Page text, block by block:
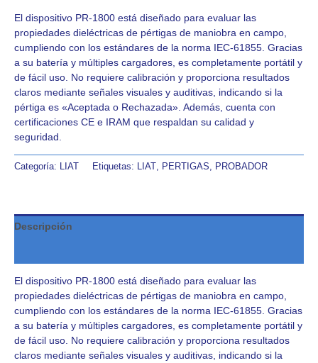
El dispositivo PR-1800 está diseñado para evaluar las
propiedades dieléctricas de pértigas de maniobra en campo,
cumpliendo con los estándares de la norma IEC-61855. Gracias
a su batería y múltiples cargadores, es completamente portátil y
de fácil uso. No requiere calibración y proporciona resultados
claros mediante señales visuales y auditivas, indicando si la
pértiga es «Aceptada o Rechazada». Además, cuenta con
certificaciones CE e IRAM que respaldan su calidad y
seguridad.
Categoría: LIAT Etiquetas: LIAT, PERTIGAS, PROBADOR
Descripción
El dispositivo PR-1800 está diseñado para evaluar las
propiedades dieléctricas de pértigas de maniobra en campo,
cumpliendo con los estándares de la norma IEC-61855. Gracias
a su batería y múltiples cargadores, es completamente portátil y
de fácil uso. No requiere calibración y proporciona resultados
claros mediante señales visuales y auditivas, indicando si la